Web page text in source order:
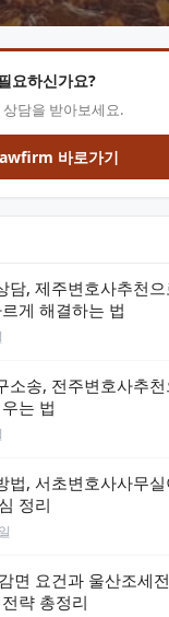
요하신가요?
담을 받아보세요.
바로가기
담, 제주변호사추천으
게 해결하는 법
소송, 전주변호사추
는 법
법, 서초변호사사무실
정리
면 요건과 울산조세
략 총정리